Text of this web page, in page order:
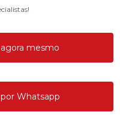
mesmo
Whatsapp